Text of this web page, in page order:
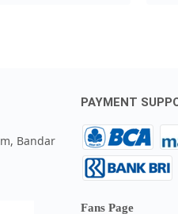
Bandar
PAYMENT
Fans Page